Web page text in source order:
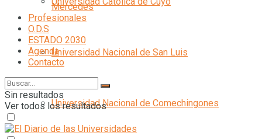
Universidad Nacional de San Luis
Universidad Nacional de Comechingones
Mercedes
Profesionales
O.D.S
ESTADO 2030
Agenda
Contacto
Sin resultados
Ver todos los resultados